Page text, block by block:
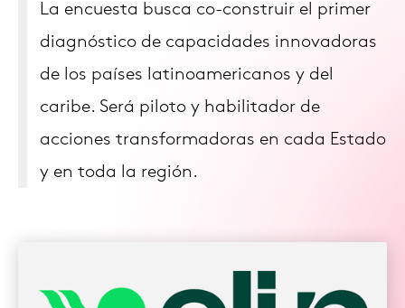
La encuesta busca co-construir el primer
diagnóstico de capacidades innovadoras
de los países latinoamericanos y del
caribe. Será piloto y habilitador de
acciones transformadoras en cada Estado
y en toda la región.